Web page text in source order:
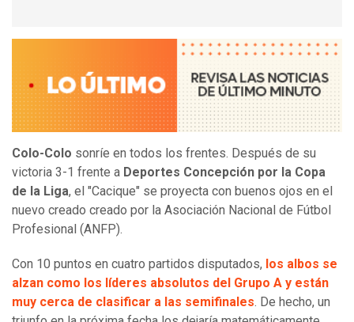
Colo-Colo sonríe en todos los frentes. Después de su
victoria 3-1 frente a Deportes Concepción por la Copa
de la Liga, el "Cacique" se proyecta con buenos ojos en el
nuevo creado creado por la Asociación Nacional de Fútbol
Profesional (ANFP).
Con 10 puntos en cuatro partidos disputados, los albos se
alzan como los líderes absolutos del Grupo A y están
muy cerca de clasificar a las semifinales. De hecho, un